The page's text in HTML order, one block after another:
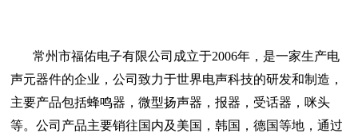
常州市福佑电子有限公司成立于2006年，是一家生产电
声元器件的企业，公司致力于世界电声科技的研发和制造，
主要产品包括蜂鸣器，微型扬声器，报器，受话器，咪头
等。公司产品主要销往国内及美国，韩国，德国等地，通过